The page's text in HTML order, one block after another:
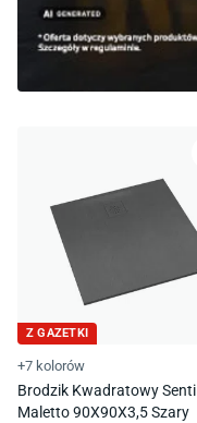
Z GAZETKI
+7 kolorów
Brodzik Kwadratowy Senti
Maletto 90X90X3,5 Szary